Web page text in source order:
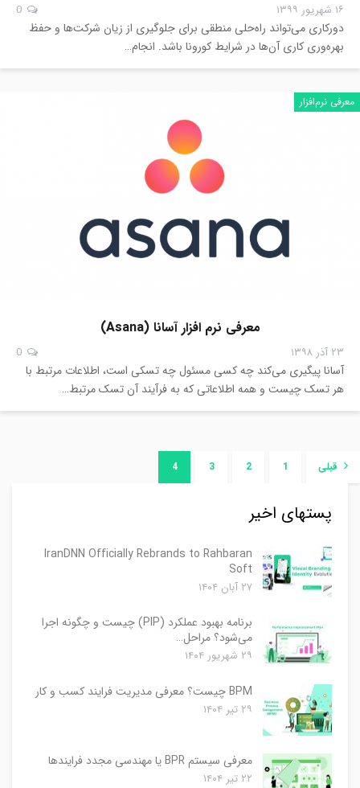
۱۶ شهریور ۱۳۹۹
دورکاری می‌تواند راه‌حلی منطقی برای جلوگیری از زیان‌ شرکت‌ها و حفظ
بهره‌وری کاری آن‌ها در شرایط کورونا باشد. انجام…
معرفی نرم‌افزار
معرفی نرم افزار آسانا (Asana)
۲۳ آذر ۱۳۹۸
آسانا پیگیری می‌کند چه کسی مسئول چه تسکی است، اطلاعات مرتبط با
هر تسک چیست و همه اطلاعاتی که به فرآیند آن تسک مرتبط…
قبلی 1
2
3
4
پستهای اخیر
IranDNN Officially Rebrands to Rahbaran
Soft
۲۷ آبان ۱۴۰۴
برنامه بهبود عملکرد (PIP) چیست و چگونه اجرا
می‌شود؟ مراحل…
۲۹ شهریور ۱۴۰۴
BPM چیست؟ معرفی مدیریت فرایند کسب و کار
۲۹ تیر ۱۴۰۴
معرفی سیستم BPR یا مهندسی مجدد فرایندها
۲۲ تیر ۱۴۰۴